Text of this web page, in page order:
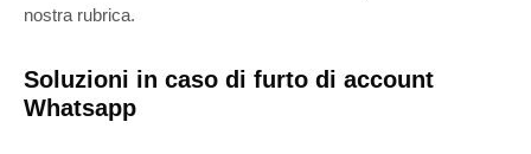
nostra rubrica.
Soluzioni in caso di furto di account
Whatsapp